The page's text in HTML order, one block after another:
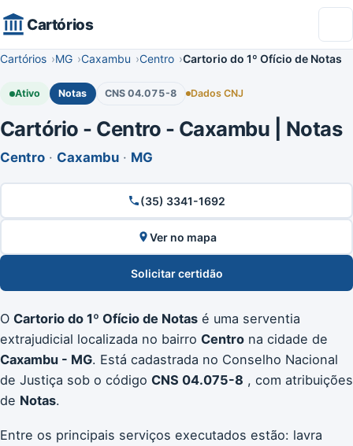
Cartórios
Cartórios MG Caxambu Centro Cartorio do 1º Ofício de Notas
Ativo Notas CNS 04.075-8 Dados CNJ
Cartório - Centro - Caxambu | Notas
Centro · Caxambu · MG
(35) 3341-1692
Ver no mapa
Solicitar certidão
O Cartorio do 1º Ofício de Notas é uma serventia
extrajudicial localizada no bairro Centro na cidade de
Caxambu - MG. Está cadastrada no Conselho Nacional
de Justiça sob o código CNS 04.075-8 , com atribuições
de Notas.
Entre os principais serviços executados estão: lavra